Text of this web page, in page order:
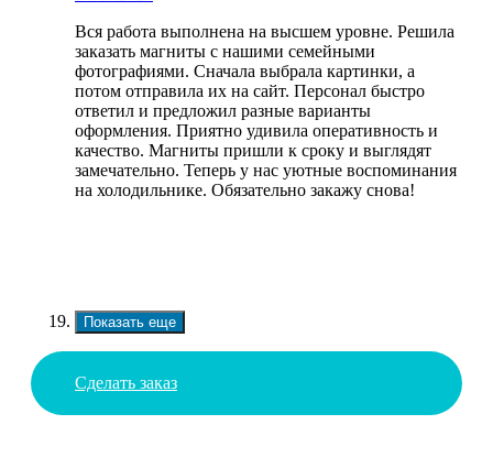
Вся работа выполнена на высшем уровне. Решила
заказать магниты с нашими семейными
фотографиями. Сначала выбрала картинки, а
потом отправила их на сайт. Персонал быстро
ответил и предложил разные варианты
оформления. Приятно удивила оперативность и
качество. Магниты пришли к сроку и выглядят
замечательно. Теперь у нас уютные воспоминания
на холодильнике. Обязательно закажу снова!
Показать еще
Сделать заказ